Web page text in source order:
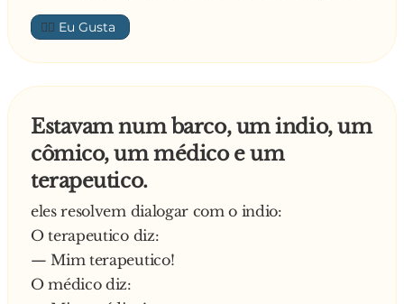
👍🏼
Estavam num barco, um indio, um
cômico, um médico e um
terapeutico.
eles resolvem dialogar com o indio:
O terapeutico diz:
— Mim terapeutico!
O médico diz: